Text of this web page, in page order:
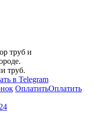
труб и
труб.
ОплатитьОплатить